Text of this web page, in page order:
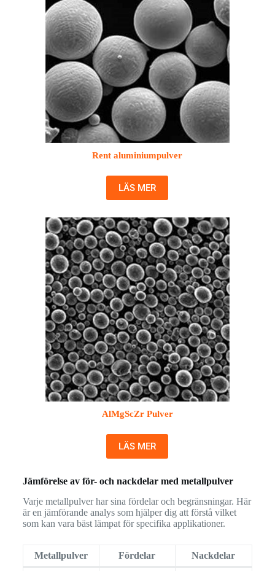
Rent aluminiumpulver
LÄS MER
AlMgScZr Pulver
LÄS MER
Jämförelse av för- och nackdelar med metallpulver
Varje metallpulver har sina fördelar och begränsningar. Här
är en jämförande analys som hjälper dig att förstå vilket
som kan vara bäst lämpat för specifika applikationer.
Metallpulver Fördelar Nackdelar